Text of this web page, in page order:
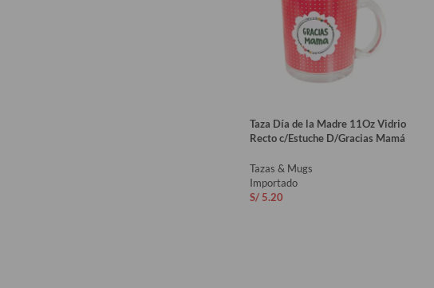
Taza Día de la Madre 11Oz Vidrio
Recto c/Estuche D/Gracias Mamá
Tazas & Mugs
Importado
S/5.20